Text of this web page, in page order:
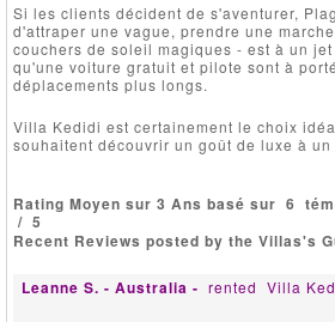
Si les clients décident de s'aventurer,
d'attraper une vague, prendre une
couchers de soleil magiques - est à un
qu'une voiture gratuit et pilote sont à
déplacements plus longs.
Villa Kedidi est certainement le choix
souhaitent découvrir un goût de luxe à
Rating Moyen sur 3 Ans basé sur 6
/ 5
Recent Reviews posted by the Villas's
Leanne S. - Australia - rented Villa